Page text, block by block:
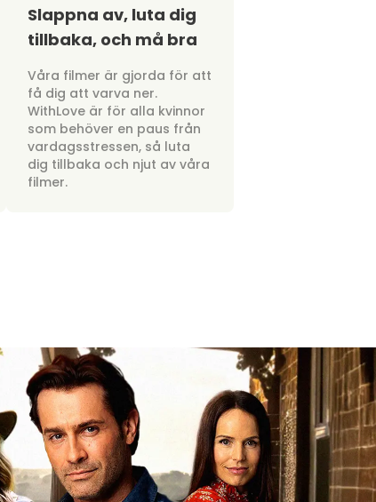
Slappna av, luta dig
tillbaka, och må bra
Våra filmer är gjorda för att
få dig att varva ner.
WithLove är för alla kvinnor
som behöver en paus från
vardagsstressen, så luta
dig tillbaka och njut av våra
filmer.